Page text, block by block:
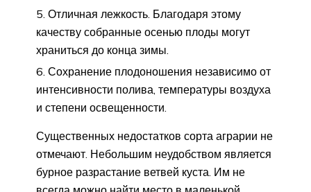
Отличная лежкость. Благодаря этому
качеству собранные осенью плоды могут
храниться до конца зимы.
Сохранение плодоношения независимо от
интенсивности полива, температуры воздуха
и степени освещенности.
Существенных недостатков сорта аграрии не
отмечают. Небольшим неудобством является
бурное разрастание ветвей куста. Им не